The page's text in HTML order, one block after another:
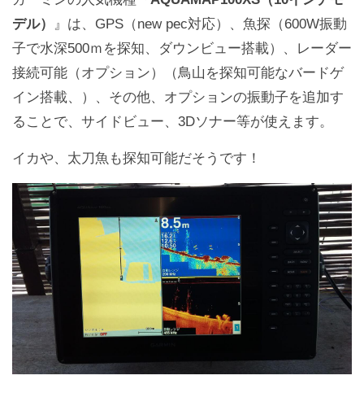
デル）
』は、GPS（new pec対応）、魚探（600W振動
子で水深500ｍを探知、ダウンビュー搭載）、レーダー
接続可能（オプション）（鳥山を探知可能なバードゲ
イン搭載、）、その他、オプションの振動子を追加す
ることで、サイドビュー、3Dソナー等が使えます。
イカや、太刀魚も探知可能だそうです！